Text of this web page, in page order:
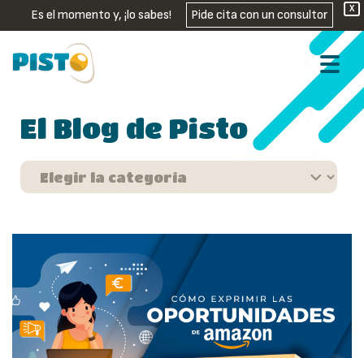
X
Es el momento y, ¡lo sabes! Pide cita con un consultor
El Blog de Pisto